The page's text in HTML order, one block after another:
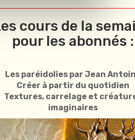
cours de la
pour les abonnés :
Les paréidolies par Jean
Créer à partir du quotidien
Textures, carrelage et
imaginaires